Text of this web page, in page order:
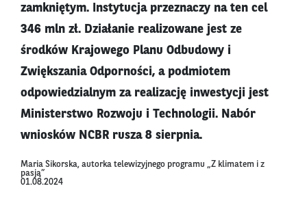
zamkniętym. Instytucja przeznaczy na ten cel
346 mln zł. Działanie realizowane jest ze
środków Krajowego Planu Odbudowy i
Zwiększania Odporności, a podmiotem
odpowiedzialnym za realizację inwestycji jest
Ministerstwo Rozwoju i Technologii. Nabór
wniosków NCBR rusza 8 sierpnia.
Maria Sikorska, autorka telewizyjnego programu „Z klimatem i z
pasją”
01.08.2024